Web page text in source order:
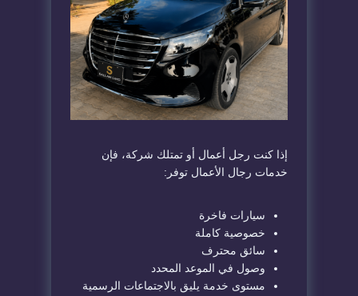
إذا كنت رجل أعمال أو تمتلك شركة، فإن
خدمات رجال الأعمال توفر:
سيارات فاخرة
خصوصية كاملة
سائق محترف
وصول في الموعد المحدد
مستوى خدمة يليق بالاجتماعات الرسمية